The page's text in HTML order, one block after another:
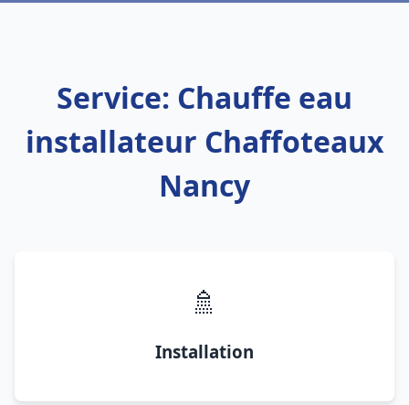
Service: Chauffe eau
installateur Chaffoteaux
Nancy
🚿
Installation